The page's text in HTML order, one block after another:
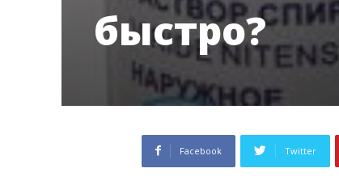
быстро?
Facebook Twitter